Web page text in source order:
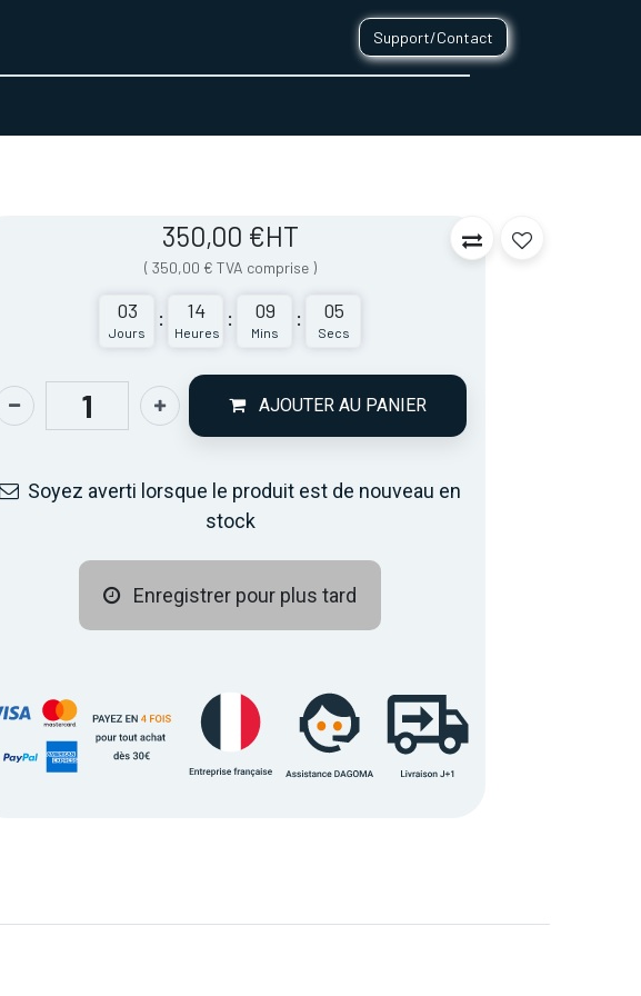
Support/Contact
350,00 €HT
( 350,00 € TVA comprise )
03
Jours
: 14
Heures
: 09
Mins
: 05
Secs
AJOUTER AU PANIER
Soyez averti lorsque le produit est de nouveau en
stock
Enregistrer pour plus tard